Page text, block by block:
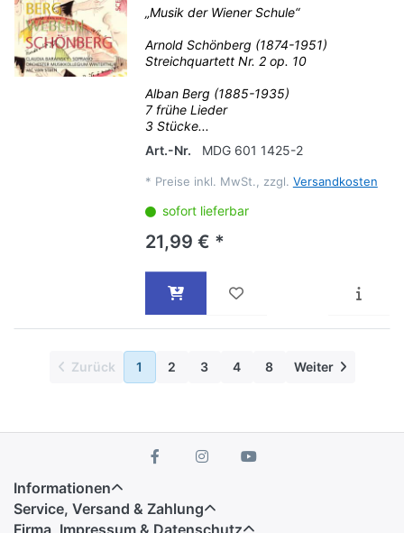
„Musik der Wiener Schule“
Arnold Schönberg (1874-1951)
Streichquartett Nr. 2 op. 10
Alban Berg (1885-1935)
7 frühe Lieder
3 Stücke...
Art.-Nr.
MDG 601 1425-2
* Preise inkl. MwSt., zzgl. Versandkosten
sofort lieferbar
21,99 € *
Zurück 1 2 3 4 8 Weiter
Informationen
Service, Versand & Zahlung